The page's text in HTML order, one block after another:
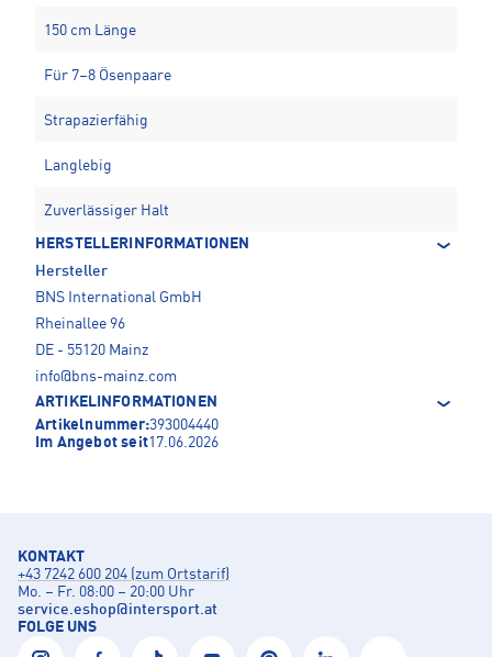
150 cm Länge
Für 7–8 Ösenpaare
Strapazierfähig
Langlebig
Zuverlässiger Halt
HERSTELLERINFORMATIONEN
Hersteller
BNS International GmbH
Rheinallee 96
DE - 55120 Mainz
info@bns-mainz.com
ARTIKELINFORMATIONEN
Artikelnummer:393004440
Im Angebot seit17.06.2026
KONTAKT
+43 7242 600 204 (zum Ortstarif)
Mo. – Fr. 08:00 – 20:00 Uhr
service.eshop@intersport.at
FOLGE UNS